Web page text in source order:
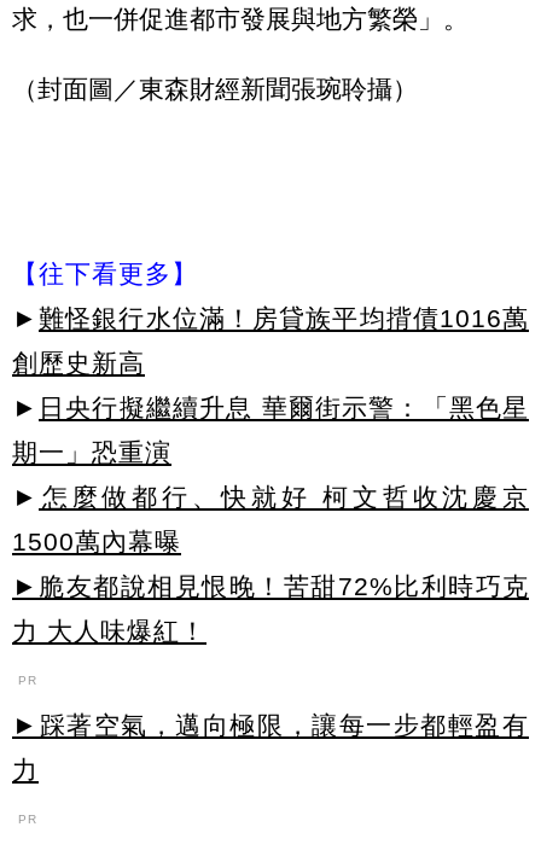
求，也一併促進都市發展與地方繁榮」。
（封面圖／東森財經新聞張琬聆攝）
【往下看更多】
► 難怪銀行水位滿！房貸族平均揹債1016萬
創歷史新高
► 日央行擬繼續升息 華爾街示警：「黑色星
期一」恐重演
► 怎麼做都行、快就好 柯文哲收沈慶京
1500萬內幕曝
►脆友都說相見恨晚！苦甜72%比利時巧克
力 大人味爆紅！
PR
►踩著空氣，邁向極限，讓每一步都輕盈有
力
PR